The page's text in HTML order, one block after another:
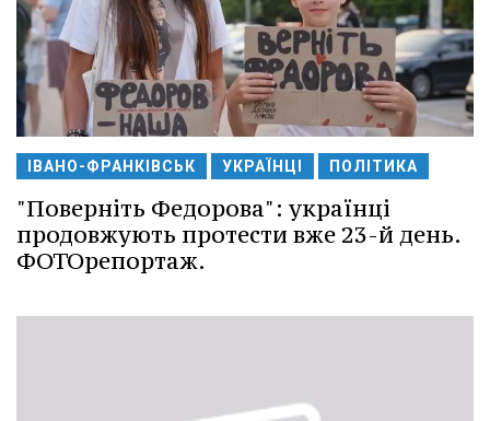
ІВАНО-ФРАНКІВСЬК УКРАЇНЦІ ПОЛІТИКА
"Поверніть Федорова": українці
продовжують протести вже 23-й день.
ФОТОрепортаж.